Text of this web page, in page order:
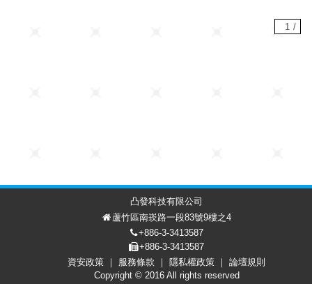
會員中心
1 /
凸發科技有限公司
蘆竹區南崁路一段83號9樓之4
+886-3-3413587
+886-3-3413587
資安政策
服務條款 隱私權政策
論壇規則
Copyright © 2016 All rights reserved